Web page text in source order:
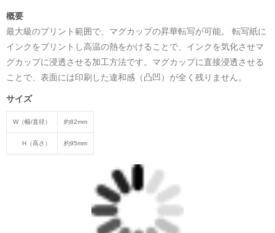
概要
最大級のプリント範囲で、マグカップの昇華転写が可能。 転写紙に
インクをプリントし高温の熱をかけることで、インクを気化させマ
グカップに浸透させる加工方法です。マグカップに直接浸透させる
ことで、表面には印刷した違和感（凸凹）が全く残りません。
サイズ
W（幅/直径） 約82mm
H（高さ） 約95mm